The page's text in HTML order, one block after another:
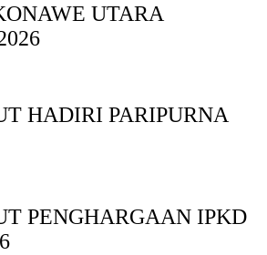
UTARA
HADIRI PARIPURNA
PENGHARGAAN IPKD